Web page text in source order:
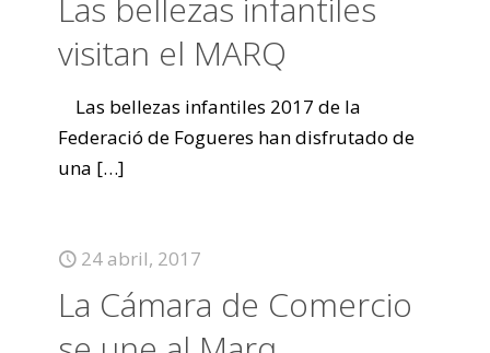
Las bellezas infantiles
visitan el MARQ
Las bellezas infantiles 2017 de la
Federació de Fogueres han disfrutado de
una […]
24 abril, 2017
La Cámara de Comercio